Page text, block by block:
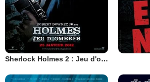
Sherlock Holmes 2 : Jeu d'ombres